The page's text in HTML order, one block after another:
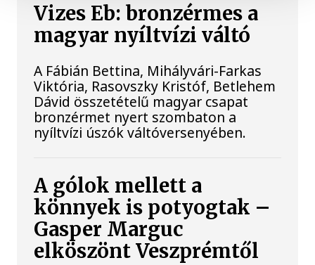
Vizes Eb: bronzérmes a
magyar nyíltvízi váltó
A Fábián Bettina, Mihályvári-Farkas
Viktória, Rasovszky Kristóf, Betlehem
Dávid összetételű magyar csapat
bronzérmet nyert szombaton a
nyíltvízi úszók váltóversenyében.
A gólok mellett a
könnyek is potyogtak –
Gasper Marguc
elköszönt Veszprémtől